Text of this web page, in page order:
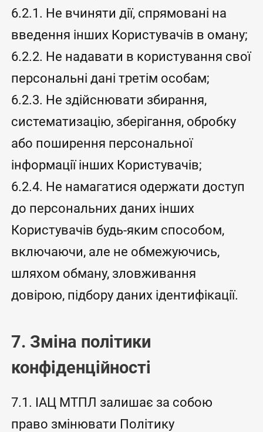
6.2.1. Не вчиняти дії, спрямовані на
введення інших Користувачів в оману;
6.2.2. Не надавати в користування свої
персональні дані третім особам;
6.2.3. Не здійснювати збирання,
систематизацію, зберігання, обробку
або поширення персональної
інформації інших Користувачів;
6.2.4. Не намагатися одержати доступ
до персональних даних інших
Користувачів будь-яким способом,
включаючи, але не обмежуючись,
шляхом обману, зловживання
довірою, підбору даних ідентифікації.
7. Зміна політики
конфіденційності
7.1. ІАЦ МТПЛ залишає за собою
право змінювати Політику